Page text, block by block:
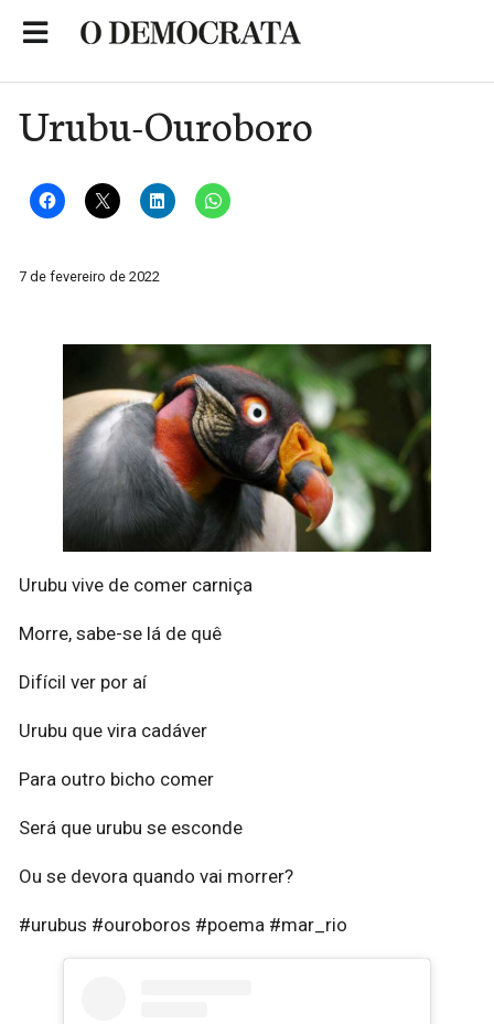
Urubu-Ouroboro
7 de fevereiro de 2022
Urubu vive de comer carniça
Morre, sabe-se lá de quê
Difícil ver por aí
Urubu que vira cadáver
Para outro bicho comer
Será que urubu se esconde
Ou se devora quando vai morrer?
#urubus #ouroboros #poema #mar_rio